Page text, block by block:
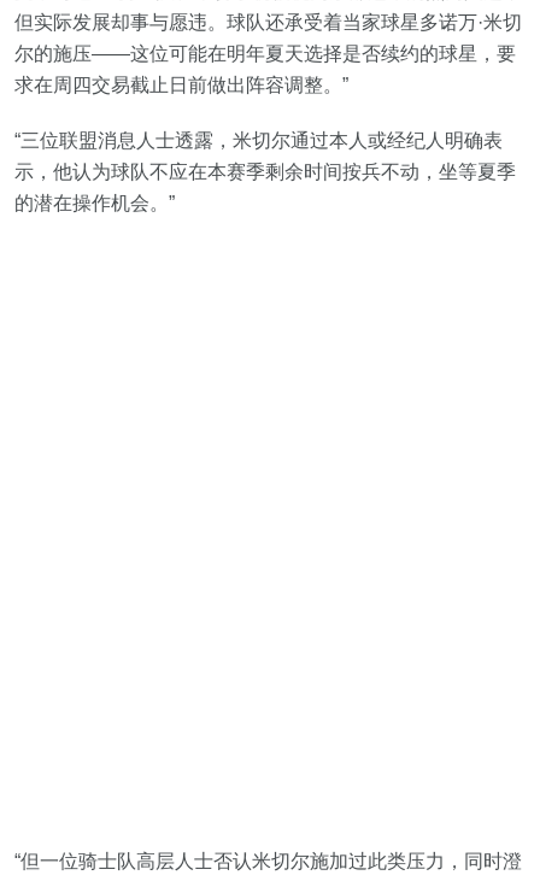
但实际发展却事与愿违。球队还承受着当家球星多诺万·米切
尔的施压——这位可能在明年夏天选择是否续约的球星，要
求在周四交易截止日前做出阵容调整。”
“三位联盟消息人士透露，米切尔通过本人或经纪人明确表
示，他认为球队不应在本赛季剩余时间按兵不动，坐等夏季
的潜在操作机会。”
“但一位骑士队高层人士否认米切尔施加过此类压力，同时澄